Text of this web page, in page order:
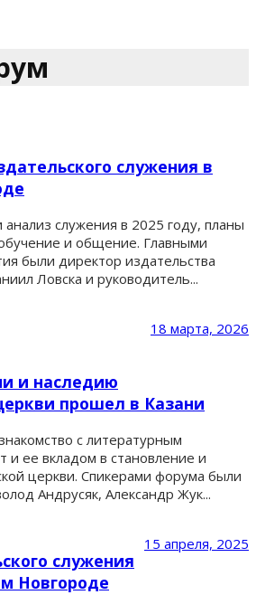
служения в
служения в 2025 году, планы
и общение. Главными
были директор издательства
Ловска и руководитель...
18 марта, 2026
и наследию
прошел в Казани
с литературным
и ее вкладом в становление и
церкви. Спикерами форума были
Андрусяк, Александр Жук...
15 апреля, 2025
служения
Новгороде